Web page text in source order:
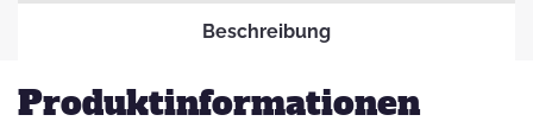
Beschreibung
Produktinformationen